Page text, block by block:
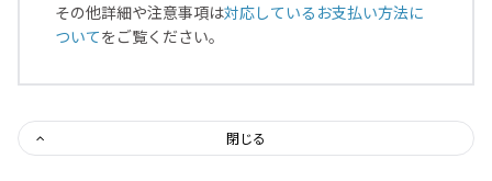
その他詳細や注意事項は対応しているお支払い方法に
ついてをご覧ください。
閉じる